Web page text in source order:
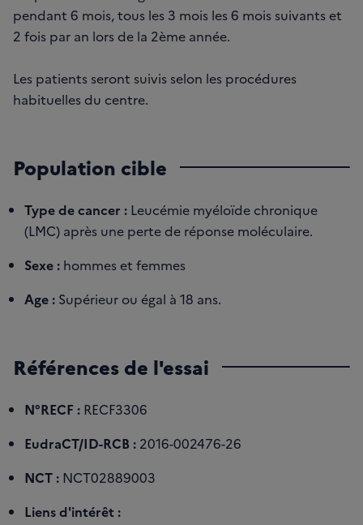
pendant 6 mois, tous les 3 mois les 6 mois suivants et
2 fois par an lors de la 2ème année.
Les patients seront suivis selon les procédures
habituelles du centre.
Population cible
Type de cancer : Leucémie myéloïde chronique
(LMC) après une perte de réponse moléculaire.
Sexe : hommes et femmes
Age : Supérieur ou égal à 18 ans.
Références de l'essai
N°RECF : RECF3306
EudraCT/ID-RCB : 2016-002476-26
NCT : NCT02889003
Liens d'intérêt :